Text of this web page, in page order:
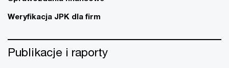
Weryfikacja JPK dla firm
Publikacje i raporty